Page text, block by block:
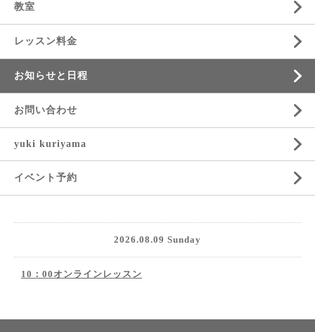
教室
レッスン料金
お知らせと日程
お問い合わせ
yuki kuriyama
イベント予約
2026.08.09 Sunday
10：00オンラインレッスン